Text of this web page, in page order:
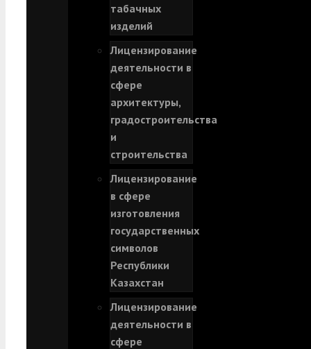
табачных
изделий
Лицензирование
деятельности в
сфере
архитектуры,
градостроительства
и
строительства
Лицензирование
в сфере
изготовления
государственных
символов
Республики
Казахстан
Лицензирование
деятельности в
сфере